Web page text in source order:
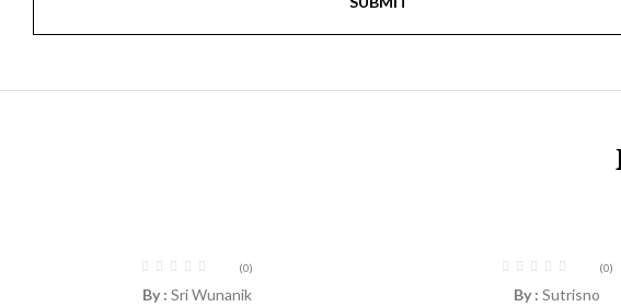
(0)
By : Sri Wunanik
(0)
By : Sutrisno